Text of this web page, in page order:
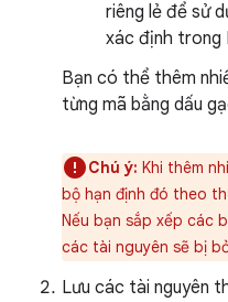
riêng lẻ để sử
xác định trong
Bạn có thể thêm
từng mã bằng dấu
Chú ý: Khi thêm
bộ hạn định đó theo
Nếu bạn sắp xếp các
các tài nguyên sẽ bị
Lưu các tài nguyên